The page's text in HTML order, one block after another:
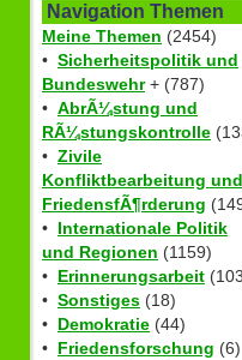
Navigation Themen
Meine Themen (2454)
• Sicherheitspolitik und
Bundeswehr+ (787)
• AbrÃ¼stung und
RÃ¼stungskontrolle
• Zivile
Konfliktbearbeitung und
FriedensfÃ¶rderung
• Internationale Politik
und Regionen (1159)
• Erinnerungsarbeit
• Sonstiges (18)
• Demokratie (44)
• Friedensforschung (6)